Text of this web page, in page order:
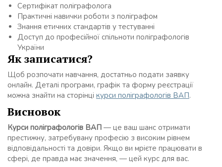
Сертифікат поліграфолога
Практичні навички роботи з поліграфом
Знання етичних стандартів у тестуванні
Доступ до професійної спільноти поліграфологів
України
Як записатися?
Щоб розпочати навчання, достатньо подати заявку
онлайн. Деталі програми, графік та форму реєстрації
можна знайти на сторінці курси поліграфологів ВАП.
Висновок
Курси поліграфологів ВАП — це ваш шанс отримати
престижну, затребувану професію з високим рівнем
відповідальності та довіри. Якщо ви мрієте працювати в
сфері, де правда має значення, — цей курс для вас.